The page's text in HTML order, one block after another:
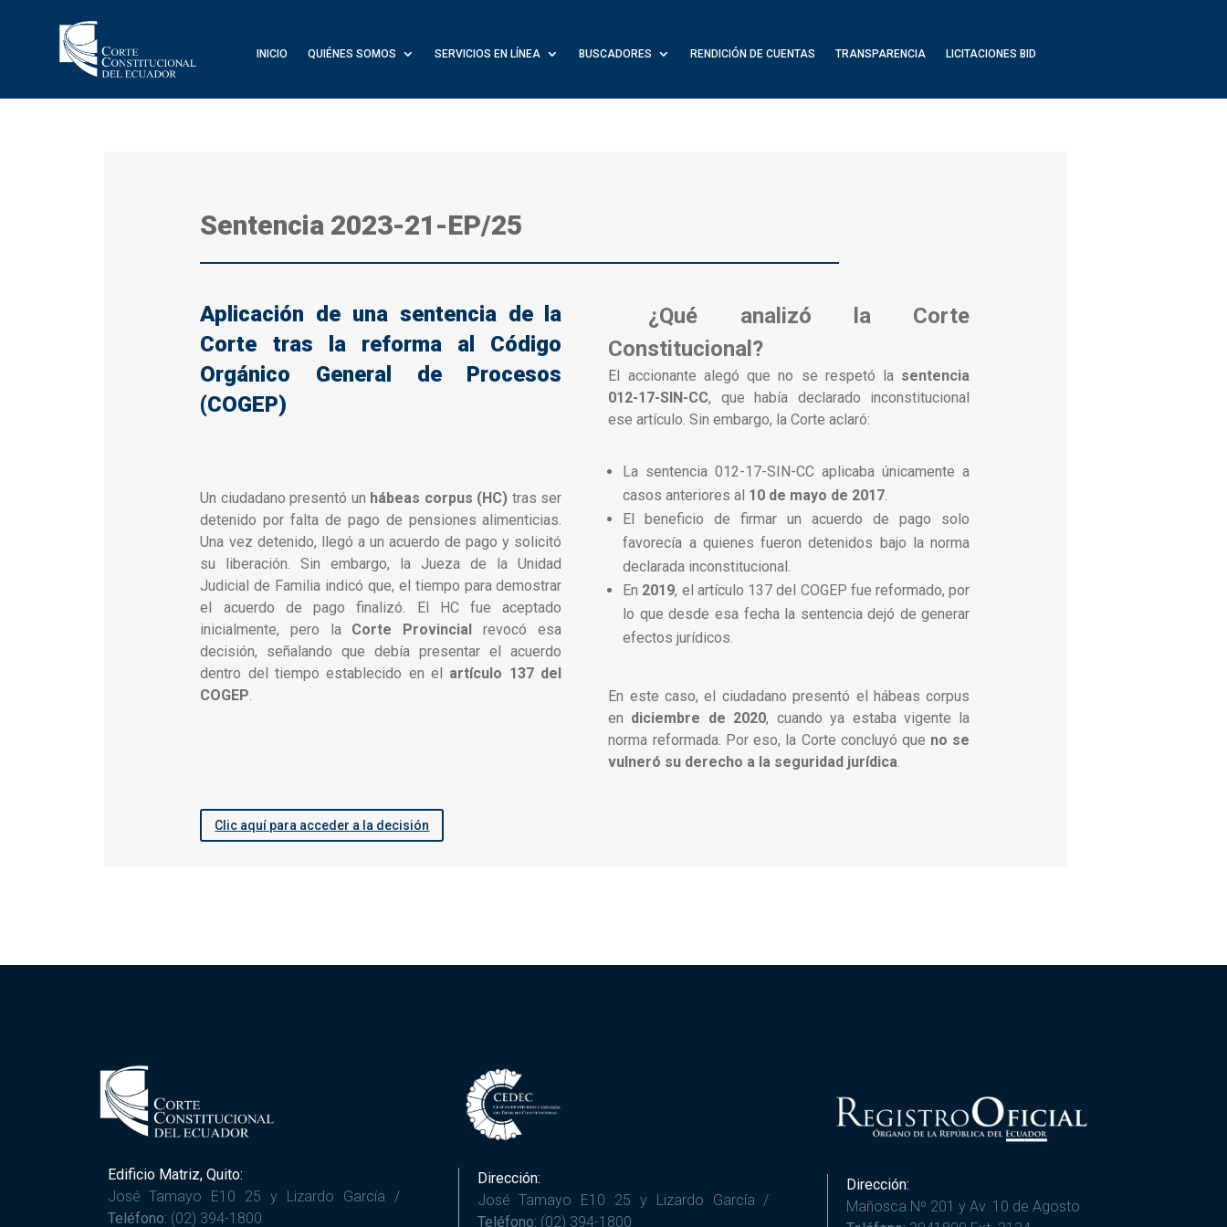
INICIO QUIÉNES SOMOS SERVICIOS EN LÍNEA BUSCADORES RENDICIÓN DE CUENTAS TRANSPARENCIA LICITACIONES BID
Sentencia 2023-21-EP/25
Aplicación de una sentencia de la
Corte tras la reforma al Código
Orgánico General de Procesos
(COGEP)
Un ciudadano presentó un hábeas corpus (HC) tras ser
detenido por falta de pago de pensiones alimenticias.
Una vez detenido, llegó a un acuerdo de pago y solicitó
su liberación. Sin embargo, la Jueza de la Unidad
Judicial de Familia indicó que, el tiempo para demostrar
el acuerdo de pago finalizó. El HC fue aceptado
inicialmente, pero la Corte Provincial
revocó esa
decisión, señalando que debía presentar el acuerdo
dentro del tiempo establecido en el artículo 137 del
COGEP.
¿Qué analizó la Corte
Constitucional?
El accionante alegó que no se respetó la sentencia
012-17-SIN-CC, que había declarado inconstitucional
ese artículo. Sin embargo, la Corte aclaró:
La sentencia 012-17-SIN-CC aplicaba únicamente a
casos anteriores al 10 de mayo de 2017.
El beneficio de firmar un acuerdo de pago solo
favorecía a quienes fueron detenidos bajo la norma
declarada inconstitucional.
En 2019, el artículo 137 del COGEP fue reformado, por
lo que desde esa fecha la sentencia dejó de generar
efectos jurídicos.
En este caso, el ciudadano presentó el hábeas corpus
en diciembre de 2020, cuando ya estaba vigente la
norma reformada. Por eso, la Corte concluyó que no se
vulneró su derecho a la seguridad jurídica.
Clic aquí para acceder a la decisión
Edificio Matriz, Quito:
José Tamayo E10 25 y Lizardo García /
Teléfono: (02) 394-1800
Dirección:
José Tamayo E10 25 y Lizardo García /
Teléfono: (02) 394-1800
Dirección:
Mañosca Nº 201 y Av. 10 de Agosto